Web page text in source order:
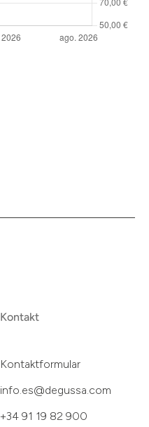
Kontakt
Kontaktformular
info.es@degussa.com
+34 91 19 82 900